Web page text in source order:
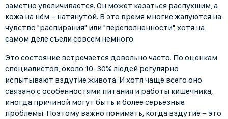
заметно увеличивается. Он может казаться распухшим, а
кожа на нём − натянутой. В это время многие жалуются на
чувство "распирания" или "переполненности", хотя на
самом деле съели совсем немного.
Это состояние встречается довольно часто. По оценкам
специалистов, около 10-30% людей регулярно
испытывают вздутие живота. И хотя чаще всего оно
связано с особенностями питания и работы кишечника,
иногда причиной могут быть и более серьёзные
проблемы. Поэтому важно понимать, когда вздутие − это